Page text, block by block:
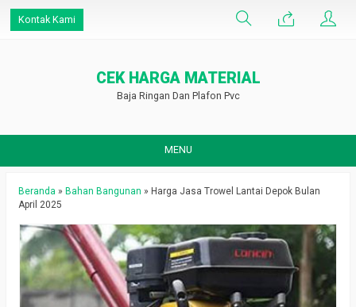
Kontak Kami
CEK HARGA MATERIAL
Baja Ringan Dan Plafon Pvc
MENU
Beranda » Bahan Bangunan » Harga Jasa Trowel Lantai Depok Bulan
April 2025